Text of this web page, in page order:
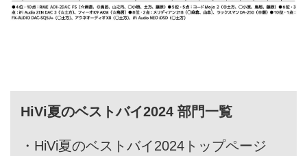
HiVi夏のベストバイ2024 部門一覧
・ HiVi夏のベストバイ2024トップページ